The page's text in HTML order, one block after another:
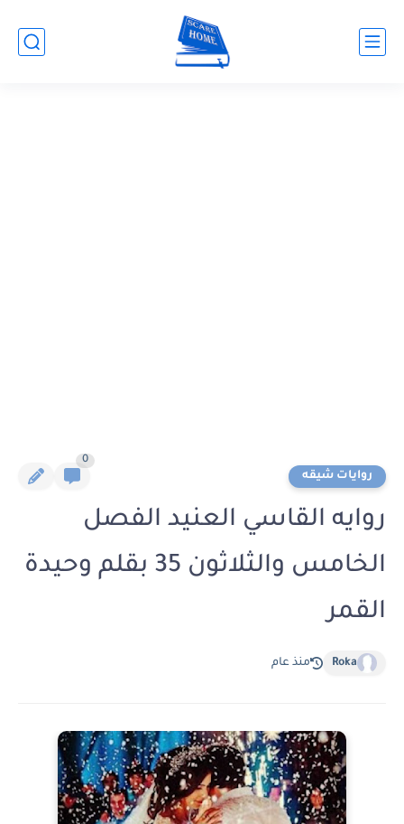
روايات شيقه
0
روايه القاسي العنيد الفصل
الخامس والثلاثون 35 بقلم وحيدة
القمر
Roka منذ عام